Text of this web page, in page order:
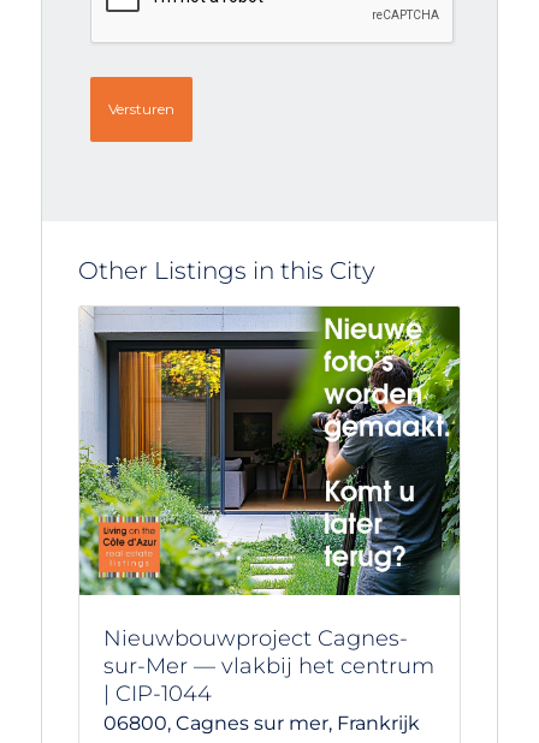
Other Listings in this City
Nieuwbouwproject Cagnes-
sur-Mer — vlakbij het centrum
| CIP-1044
06800, Cagnes sur mer, Frankrijk